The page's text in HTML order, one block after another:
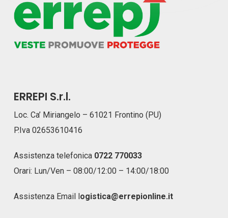
ERREPI S.r.l.
Loc. Ca’ Miriangelo – 61021 Frontino (PU)
P.Iva 02653610416
Assistenza telefonica 0722 770033
Orari: Lun/Ven – 08:00/12:00 – 14:00/18:00
Assistenza Email logistica@errepionline.it